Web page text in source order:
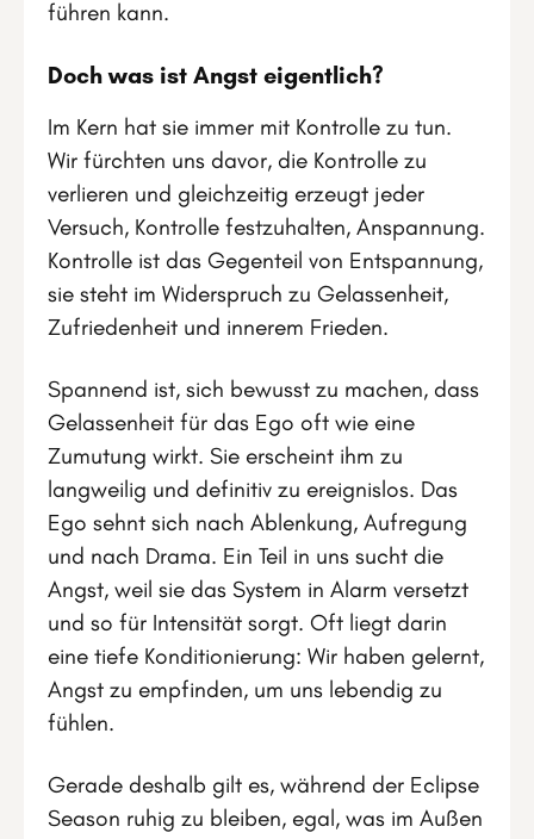
führen kann.
Doch was ist Angst eigentlich?
Im Kern hat sie immer mit Kontrolle zu tun.
Wir fürchten uns davor, die Kontrolle zu
verlieren und gleichzeitig erzeugt jeder
Versuch, Kontrolle festzuhalten, Anspannung.
Kontrolle ist das Gegenteil von Entspannung,
sie steht im Widerspruch zu Gelassenheit,
Zufriedenheit und innerem Frieden.
Spannend ist, sich bewusst zu machen, dass
Gelassenheit für das Ego oft wie eine
Zumutung wirkt. Sie erscheint ihm zu
langweilig und definitiv zu ereignislos. Das
Ego sehnt sich nach Ablenkung, Aufregung
und nach Drama. Ein Teil in uns sucht die
Angst, weil sie das System in Alarm versetzt
und so für Intensität sorgt. Oft liegt darin
eine tiefe Konditionierung: Wir haben gelernt,
Angst zu empfinden, um uns lebendig zu
fühlen.
Gerade deshalb gilt es, während der Eclipse
Season ruhig zu bleiben, egal, was im Außen